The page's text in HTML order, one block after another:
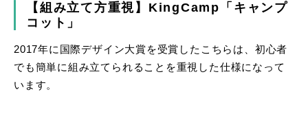
【組み立て方重視】KingCamp「キャンプ
コット」
2017年に国際デザイン大賞を受賞したこちらは、初心者
でも簡単に組み立てられることを重視した仕様になって
います。